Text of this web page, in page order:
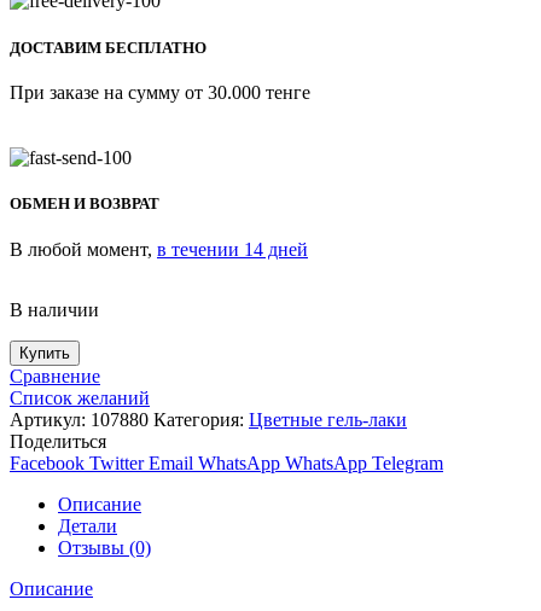
ДОСТАВИМ БЕСПЛАТНО
При заказе на сумму от 30.000 тенге
ОБМЕН И ВОЗВРАТ
В любой момент, в течении 14 дней
В наличии
Купить
Сравнение
Список желаний
Артикул: 107880 Категория: Цветные гель-лаки
Поделиться
Facebook Twitter Email WhatsApp WhatsApp Telegram
Описание
Детали
Отзывы (0)
Описание